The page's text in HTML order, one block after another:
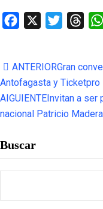
Facebook Twitter
ANTERIORGran
Antofagasta y Ticketpro
AIGUIENTEInvitan a ser
nacional Patricio Madera
Buscar